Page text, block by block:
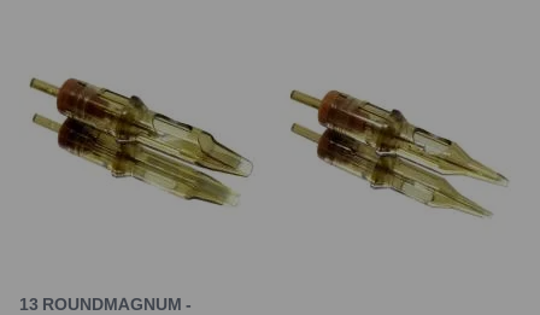
13 ROUNDMAGNUM -